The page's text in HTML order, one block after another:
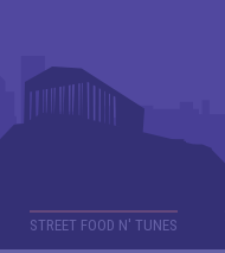
STREET FOOD N' TUNES